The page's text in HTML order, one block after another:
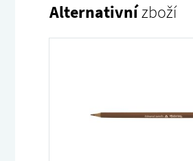
Alternativnízboží